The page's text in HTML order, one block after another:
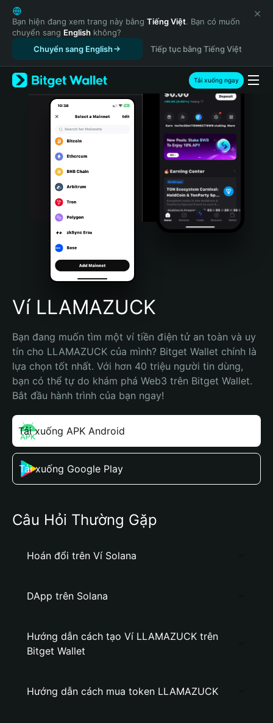
English
日本語
Tiếng Việt
Русский
Español (Latinoamérica)
Türkçe
Italiano
Português (Portugal)
Bahasa Indonesia
Português (Brasil)
Español (Argentina)
Bạn hiện đang xem trang này bằng Tiếng Việt. Bạn có muốn
chuyển sang English không?
Chuyển sang English
Tiếp tục bằng Tiếng Việt
Tải xuống ngay
Ví LLAMAZUCK
Bạn đang muốn tìm một ví tiền điện tử an toàn và uy
tín cho LLAMAZUCK của mình? Bitget Wallet chính là
lựa chọn tốt nhất. Với hơn 40 triệu người tin dùng,
bạn có thể tự do khám phá Web3 trên Bitget Wallet.
Bắt đầu hành trình của bạn ngay!
Tải xuống APK Android
Tải xuống Google Play
Câu Hỏi Thường Gặp
Hoán đổi trên Ví Solana
DApp trên Solana
Hướng dẫn cách tạo Ví LLAMAZUCK trên
Bitget Wallet
Hướng dẫn cách mua token LLAMAZUCK